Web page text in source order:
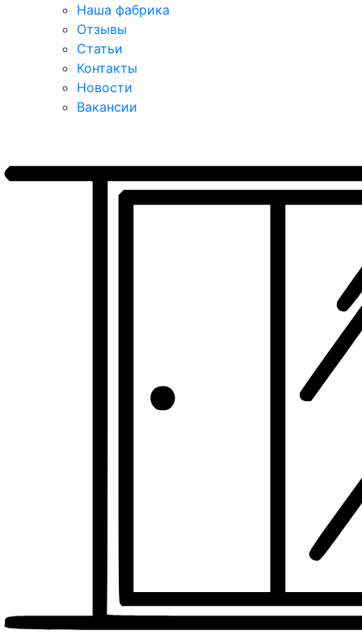
Наша фабрика
Отзывы
Статьи
Контакты
Новости
Вакансии